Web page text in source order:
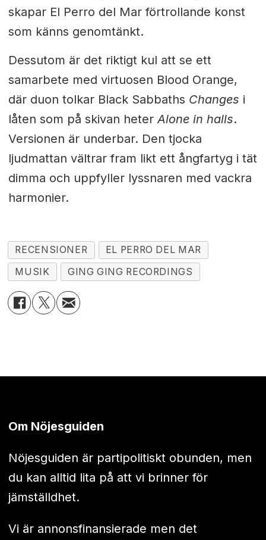
skapar El Perro del Mar förtrollande konst
som känns genomtänkt.
Dessutom är det riktigt kul att se ett
samarbete med virtuosen Blood Orange,
där duon tolkar Black Sabbaths Changes i
låten som på skivan heterAlone in halls.
Versionen är underbar. Den tjocka
ljudmattan vältrar fram likt ett ångfartyg i tät
dimma och uppfyller lyssnaren med vackra
harmonier.
RECENSIONER
EL PERRO DEL MAR
MUSIK
GING GING RECORDINGS
Om Nöjesguiden
Nöjesguiden är partipolitiskt obunden, men
du kan alltid lita på att vi brinner för
jämställdhet.
Vi är annonsfinansierade men det